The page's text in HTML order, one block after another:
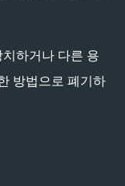
하거나 다른 용
방법으로 폐기하